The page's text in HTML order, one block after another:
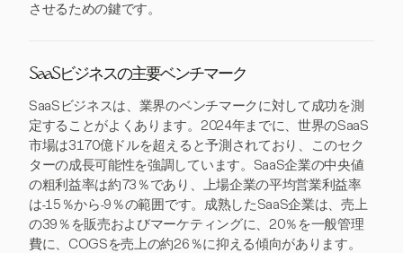
させるための鍵です。
SaaSビジネスの主要ベンチマーク
SaaSビジネスは、業界のベンチマークに対して成功を測
定することがよくあります。2024年までに、世界のSaaS
市場は3170億ドルを超えると予測されており、このセク
ターの成長可能性を強調しています。SaaS企業の中央値
の粗利益率は約73％であり、上場企業の平均営業利益率
は-15％から-9％の範囲です。成熟したSaaS企業は、売上
の39％を販売およびマーケティングに、20％を一般管理
費に、COGSを売上の約26％に抑える傾向があります。